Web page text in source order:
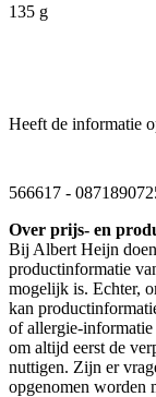
135 g
Heeft de informatie
566617 -
Over prijs- en
Bij Albert Heijn doen
productinformatie
mogelijk is. Echter,
kan
of allergie-informatie
om altijd eerst de
nuttigen. Zijn er
opgenomen worden